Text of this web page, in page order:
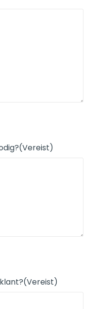
(Vereist)
(Vereist)